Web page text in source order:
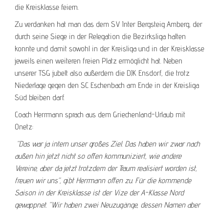
die Kreisklasse feiern.
Zu verdanken hat man das dem SV Inter Bergsteig Amberg, der
durch seine Siege in der Relegation die Bezirksliga halten
konnte und damit sowohl in der Kreisliga und in der Kreisklasse
jeweils einen weiteren freien Platz ermöglicht hat. Neben
unserer TSG jubelt also außerdem die DJK Ensdorf, die trotz
Niederlage gegen den SC Eschenbach am Ende in der Kreisliga
Süd bleiben darf.
Coach Herrmann sprach aus dem Griechenland-Urlaub mit
Onetz:
“Das war ja intern unser großes Ziel. Das haben wir zwar nach
außen hin jetzt nicht so offen kommuniziert, wie andere
Vereine, aber da jetzt trotzdem der Traum realisiert worden ist,
freuen wir uns”, gibt Herrmann offen zu. Für die kommende
Saison in der Kreisklasse ist der Vize der A-Klasse Nord
gewappnet. “Wir haben zwei Neuzugänge, dessen Namen aber